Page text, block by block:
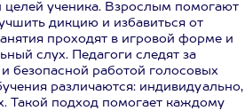
целей ученика. Взрослым помогают
дикцию и избавиться от
проходят в игровой форме и
слух. Педагоги следят за
безопасной работой голосовых
различаются: индивидуально,
Такой подход помогает каждому